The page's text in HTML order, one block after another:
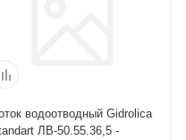
водоотводный Gidrolica
ЛВ-50.55.36,5 -